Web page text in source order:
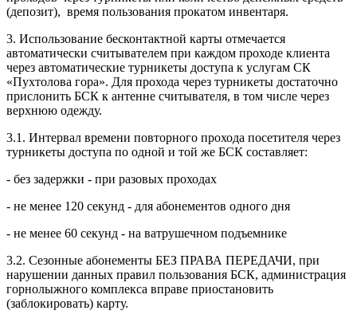
(депозит), время пользования прокатом инвентаря.
3. Использование бесконтактной карты отмечается
автоматически считывателем при каждом проходе клиента
через автоматические турникеты доступа к услугам СК
«Пухтолова гора». Для прохода через турникеты достаточно
прислонить БСК к антенне считывателя, в том числе через
верхнюю одежду.
3.1. Интервал времени повторного прохода посетителя через
турникеты доступа по одной и той же БСК составляет:
- без задержки - при разовых проходах
- не менее 120 секунд - для абонементов одного дня
- не менее 60 секунд - на ватрушечном подъемнике
3.2. Сезонные абонементы БЕЗ ПРАВА ПЕРЕДАЧИ, при
нарушении данных правил пользования БСК, администрация
горнолыжного комплекса вправе приостановить
(заблокировать) карту.